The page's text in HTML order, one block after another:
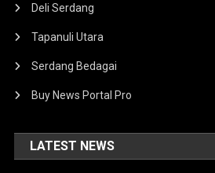
Deli Serdang
Tapanuli Utara
Serdang Bedagai
Buy News Portal Pro
LATEST NEWS